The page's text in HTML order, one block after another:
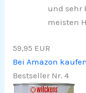
und sehr
meisten
59,95 EUR
Bei Amazon kaufen
Bestseller Nr. 4